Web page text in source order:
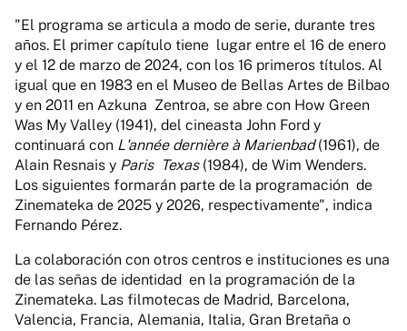
"El programa se articula a modo de serie, durante tres
años. El primer capítulo tiene lugar entre el 16 de enero
y el 12 de marzo de 2024, con los 16 primeros títulos. Al
igual que en 1983 en el Museo de Bellas Artes de Bilbao
y en 2011 en Azkuna Zentroa, se abre con How Green
Was My Valley (1941), del cineasta John Ford y
continuará con L'année dernière à Marienbad(1961), de
Alain Resnais y Paris Texas (1984), de Wim Wenders.
Los siguientes formarán parte de la programación de
Zinemateka de 2025 y 2026, respectivamente", indica
Fernando Pérez.
La colaboración con otros centros e instituciones es una
de las señas de identidad en la programación de la
Zinemateka. Las filmotecas de Madrid, Barcelona,
Valencia, Francia, Alemania, Italia, Gran Bretaña o